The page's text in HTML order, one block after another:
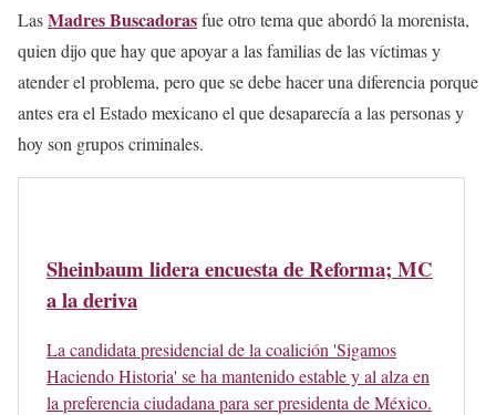
LasMadres Buscadorasfue otro tema que abordó la morenista,
quien dijo que hay que apoyar a las familias de las víctimas y
atender el problema, pero que se debe hacer una diferencia porque
antes era el Estado mexicano el que desaparecía a las personas y
hoy son grupos criminales.
Sheinbaum lidera encuesta de Reforma; MC
a la deriva
La candidata presidencial de la coalición 'Sigamos
Haciendo Historia' se ha mantenido estable y al alza en
la preferencia ciudadana para ser presidenta de México.